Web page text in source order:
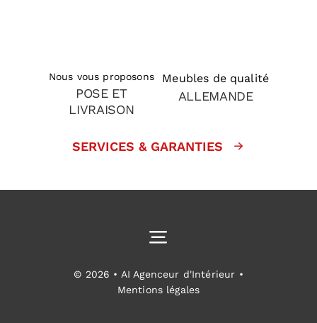
Nous vous proposons
POSE ET
LIVRAISON
Meubles de qualité
ALLEMANDE
SERVICES & GARANTIES
Toggle
Navigation
Cuisines équipées
© 2026 • AI Agenceur d'Intérieur •
Mentions légales